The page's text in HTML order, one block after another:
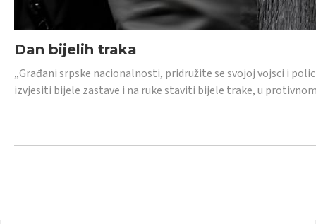
Dan bijelih traka
„Građani srpske nacionalnosti, pridružite se svojoj vojsci i
izvjesiti bijele zastave i na ruke staviti bijele trake, u